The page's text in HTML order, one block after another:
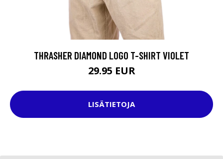
THRASHER DIAMOND LOGO T-SHIRT VIOLET
29.95 EUR
LISÄTIETOJA